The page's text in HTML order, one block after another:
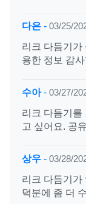
다은 - 03/25/
리크 다듬기가
용한 정보 감
수아- 03/27/
리크 다듬기를
고 싶어요. 공
상우 - 03/28/
리크 다듬기가
덕분에 좀 더